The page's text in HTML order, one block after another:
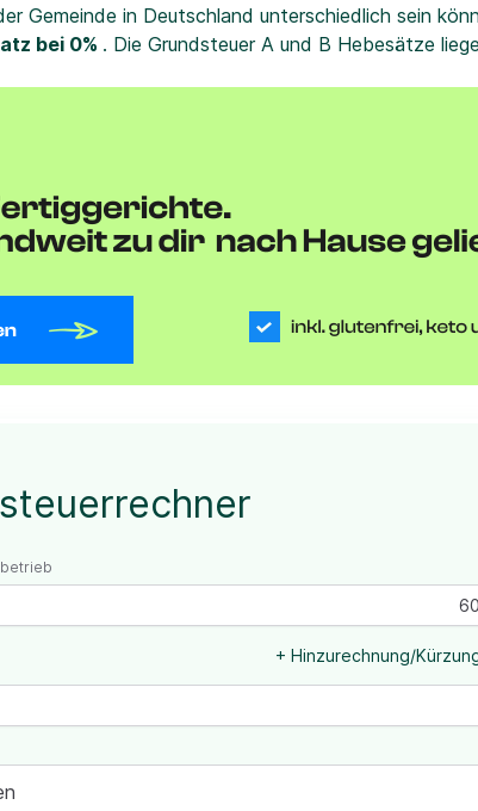
Gemeinde in Deutschland unterschiedlich sein
bei 0% . Die Grundsteuer A und B Hebesätze
+ Hinzurechnung/